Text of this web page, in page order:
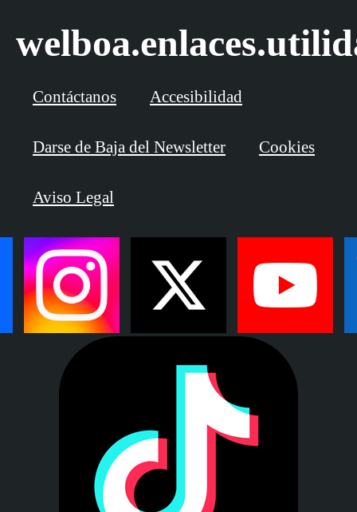
Contáctanos Accesibilidad
Darse de Baja del Newsletter Cookies
Aviso Legal